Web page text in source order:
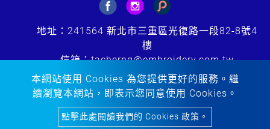
本網站使用 Cookies 為您提供更好的服務。繼
續瀏覽本網站，即表示您同意使用 Cookies。
點擊此處閱讀我們的 Cookies 政策。
地址：241564 新北市三重區光復路一段82-8號4
樓
信箱：tacherng@embroidery.com.tw
電話： +886-2-85123299
傳真：+886-2-85123298
Copyright © 2020-2026 Ta Cherng Embroidery Co., Ltd. All